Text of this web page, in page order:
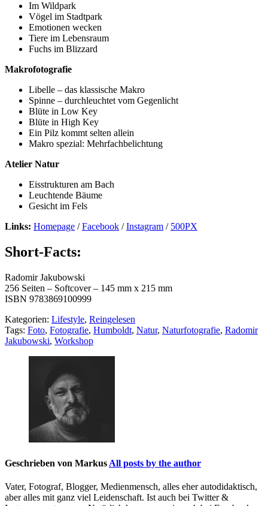
Im Wildpark
Vögel im Stadtpark
Emotionen wecken
Tiere im Lebensraum
Fuchs im Blizzard
Makrofotografie
Libelle – das klassische Makro
Spinne – durchleuchtet vom Gegenlicht
Blüte in Low Key
Blüte in High Key
Ein Pilz kommt selten allein
Makro spezial: Mehrfachbelichtung
Atelier Natur
Eisstrukturen am Bach
Leuchtende Bäume
Gesicht im Fels
Links: Homepage /Facebook /Instagram / 500PX
Short-Facts:
Radomir Jakubowski
256 Seiten – Softcover – 145 mm x 215 mm
ISBN 9783869100999
Kategorien: Lifestyle, Reingelesen
Tags: Foto, Fotografie, Humboldt, Natur, Naturfotografie, Radomir
Jakubowski, Workshop
Geschrieben von Markus All posts by the author
Vater, Fotograf, Blogger, Medienmensch, alles eher autodidaktisch,
aber alles mit ganz viel Leidenschaft. Ist auch bei Twitter &